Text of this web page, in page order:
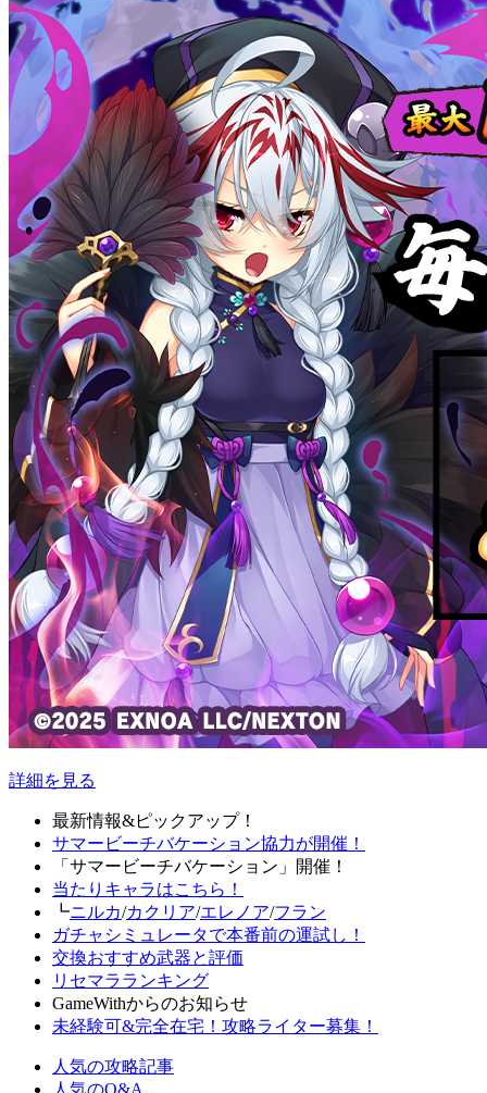
詳細を見る
最新情報&ピックアップ！
サマービーチバケーション協力が開催！
「サマービーチバケーション」開催！
当たりキャラはこちら！
┗ニルカ/カクリア/エレノア/フラン
ガチャシミュレータで本番前の運試し！
交換おすすめ武器と評価
リセマラランキング
GameWithからのお知らせ
未経験可&完全在宅！攻略ライター募集！
人気の攻略記事
人気のQ&A